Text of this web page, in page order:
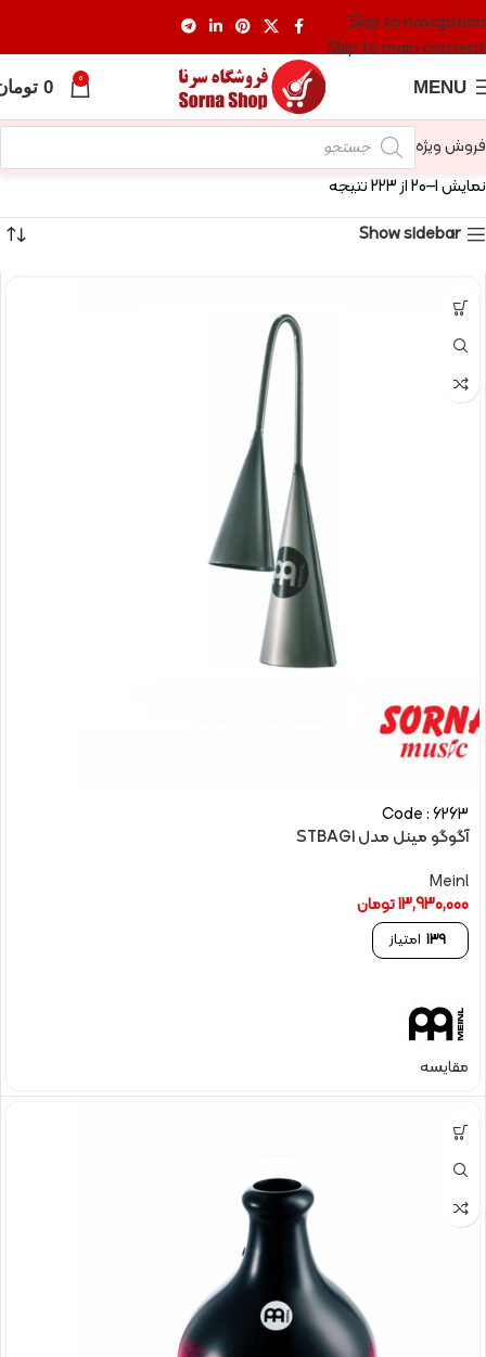
Skip to navigation
Skip to main content
MENU
0
0
فروش ویژه
نمایش 1–20 از 223 نتیجه
Show sidebar
Code : 6263
آگوگو مینل مدل STBAG1
Meinl
13,930,000تومان
139 امتیاز
مقایسه